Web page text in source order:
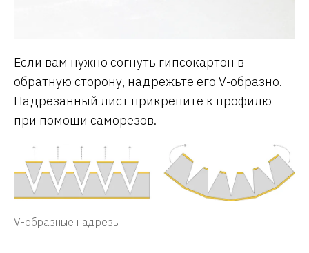
Если вам нужно согнуть гипсокартон в
обратную сторону, надрежьте его V-образно.
Надрезанный лист прикрепите к профилю
при помощи саморезов.
V-образные надрезы